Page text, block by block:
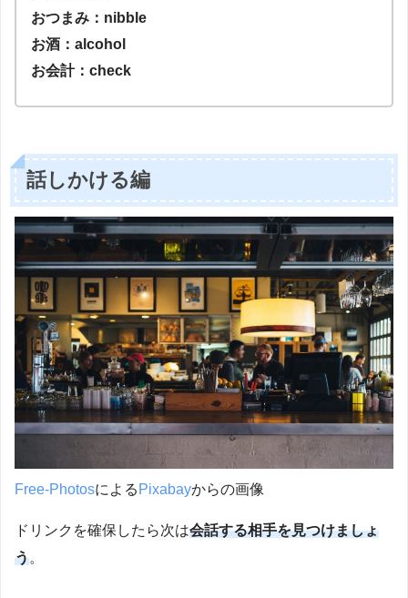
おつまみ：nibble
お酒：alcohol
お会計：check
話しかける編
Free-Photosによる Pixabayからの画像
ドリンクを確保したら次は会話する相手を見つけましょ
う。